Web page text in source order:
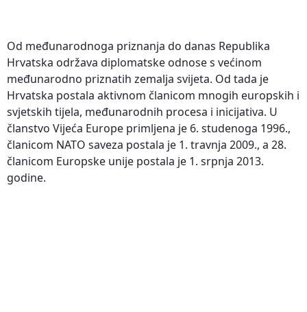
Od međunarodnoga priznanja do danas Republika
Hrvatska održava diplomatske odnose s većinom
međunarodno priznatih zemalja svijeta. Od tada je
Hrvatska postala aktivnom članicom mnogih europskih i
svjetskih tijela, međunarodnih procesa i inicijativa. U
članstvo Vijeća Europe primljena je 6. studenoga 1996.,
članicom NATO saveza postala je 1. travnja 2009., a 28.
članicom Europske unije postala je 1. srpnja 2013.
godine.